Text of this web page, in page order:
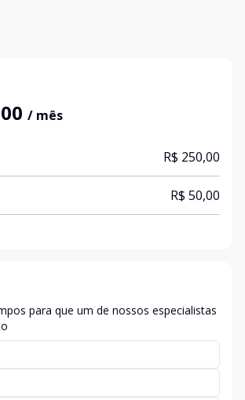
/ mês
R$ 250,00
R$ 50,00
para que um de nossos especialistas